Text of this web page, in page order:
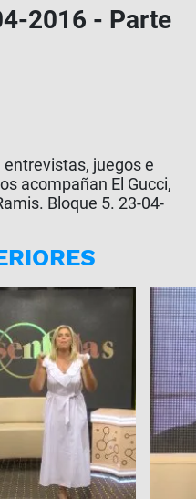
2016 - Parte
juegos e
acompañan El Gucci,
Bloque 5. 23-04-